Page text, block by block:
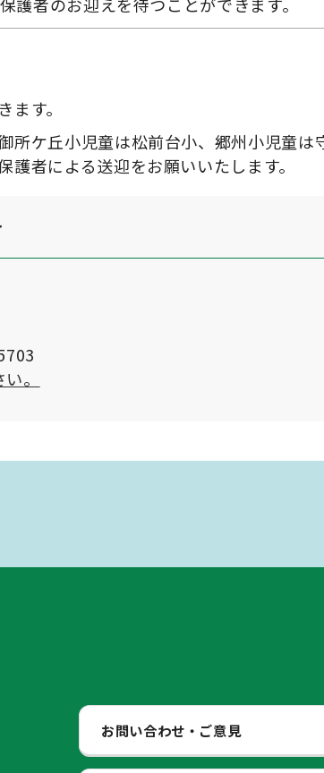
す。
所ケ丘小児童は松前台小、郷州小児童は
者による送迎をお願いいたします。
。
お問い合わせ・ご意見